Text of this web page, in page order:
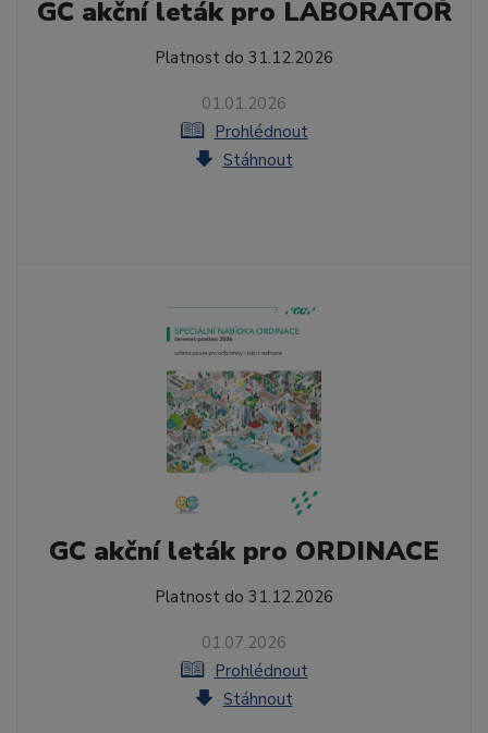
GC akční leták pro LABORATOŘ
Platnost do 31.12.2026
01.01.2026
Prohlédnout
Stáhnout
GC akční leták pro ORDINACE
Platnost do 31.12.2026
01.07.2026
Prohlédnout
Stáhnout